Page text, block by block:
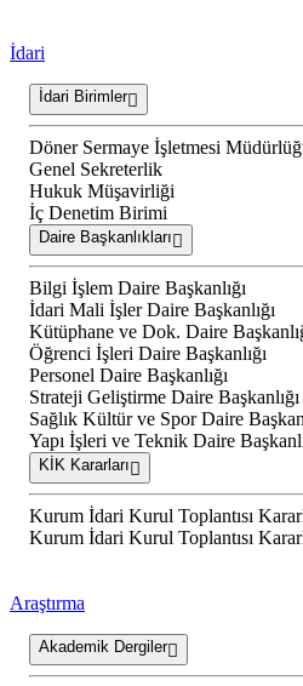
İdari
İdari Birimler
Döner Sermaye İşletmesi
Genel Sekreterlik
Hukuk Müşavirliği
İç Denetim Birimi
Daire Başkanlıkları
Bilgi İşlem Daire Başkanlığı
İdari Mali İşler Daire Başkanlığı
Kütüphane ve Dok. Daire
Öğrenci İşleri Daire Başkanlığı
Personel Daire Başkanlığı
Strateji Geliştirme Daire Başkanlığı
Sağlık Kültür ve Spor Daire
Yapı İşleri ve Teknik Daire
KİK Kararları
Kurum İdari Kurul Toplantısı
Kurum İdari Kurul Toplantısı
Araştırma
Akademik Dergiler